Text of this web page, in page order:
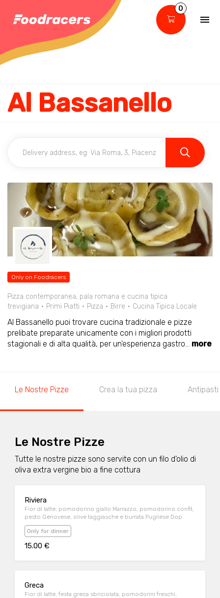
0
Al Bassanello
Only on Foodracers
Pizza contemporanea, pala romana e cucina tipica
trevigiana
Primi Piatti Pizza Birre Cucina Tipica Locale
Al Bassanello puoi trovare cucina tradizionale e pizze
prelibate preparate unicamente con i migliori prodotti
stagionali e di alta qualità, per un'esperienza gastro... more
Le Nostre Pizze Crea la tua pizza Antipasti
Le Nostre Pizze
Tutte le nostre pizze sono servite con un filo d'olio di
oliva extra vergine bio a fine cottura
Riviera
Fior di latte, pomodorino giallo Marrazzo, pomodorino confit,
pesto Genovese, olive taggiasche e burrata Pugliese Dop
Only for dinner
15.00 €
Greca
Fior di latte, festa greca sbriciolata, pomodorini freschi,